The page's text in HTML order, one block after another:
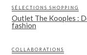
SÉLECTIONS SHOPPING
Outlet The Kooples :
fashion
COLLABORATIONS